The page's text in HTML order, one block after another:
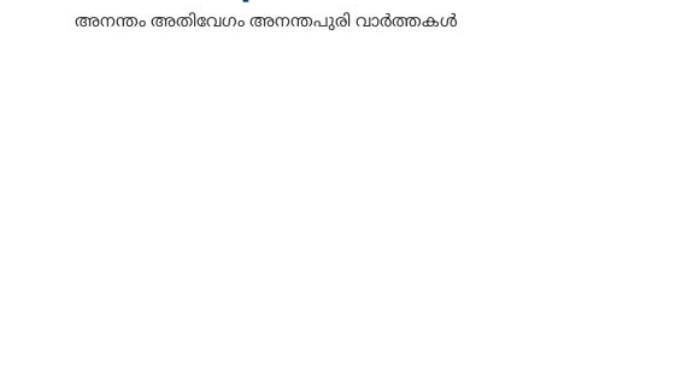
അനന്തം അതിവേഗം അനന്തപുരി വാര്‍ത്തകള്‍